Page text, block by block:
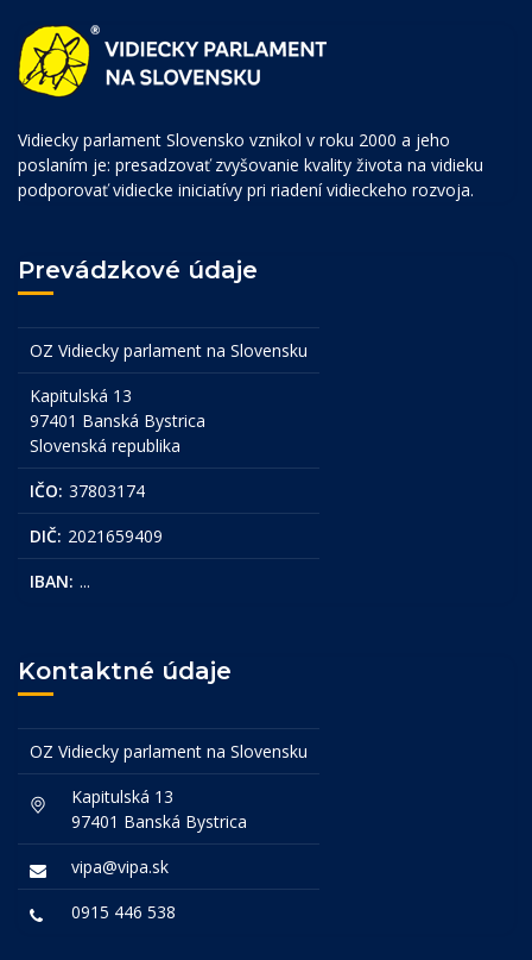
Vidiecky parlament Slovensko vznikol v roku 2000 a jeho
poslaním je: presadzovať zvyšovanie kvality života na vidieku
podporovať vidiecke iniciatívy pri riadení vidieckeho rozvoja.
Prevádzkové údaje
OZ Vidiecky parlament na Slovensku
Kapitulská 13
97401 Banská Bystrica
Slovenská republika
IČO: 37803174
DIČ: 2021659409
IBAN: ...
Kontaktné údaje
OZ Vidiecky parlament na Slovensku
Kapitulská 13
97401 Banská Bystrica
vipa@vipa.sk
0915 446 538